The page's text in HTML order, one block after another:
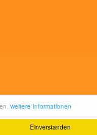
Einverstanden
weitere Informationen